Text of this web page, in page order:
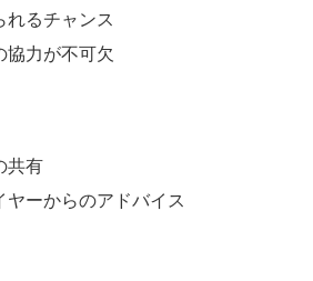
れるチャンス
協力が不可欠
共有
ヤーからのアドバイス